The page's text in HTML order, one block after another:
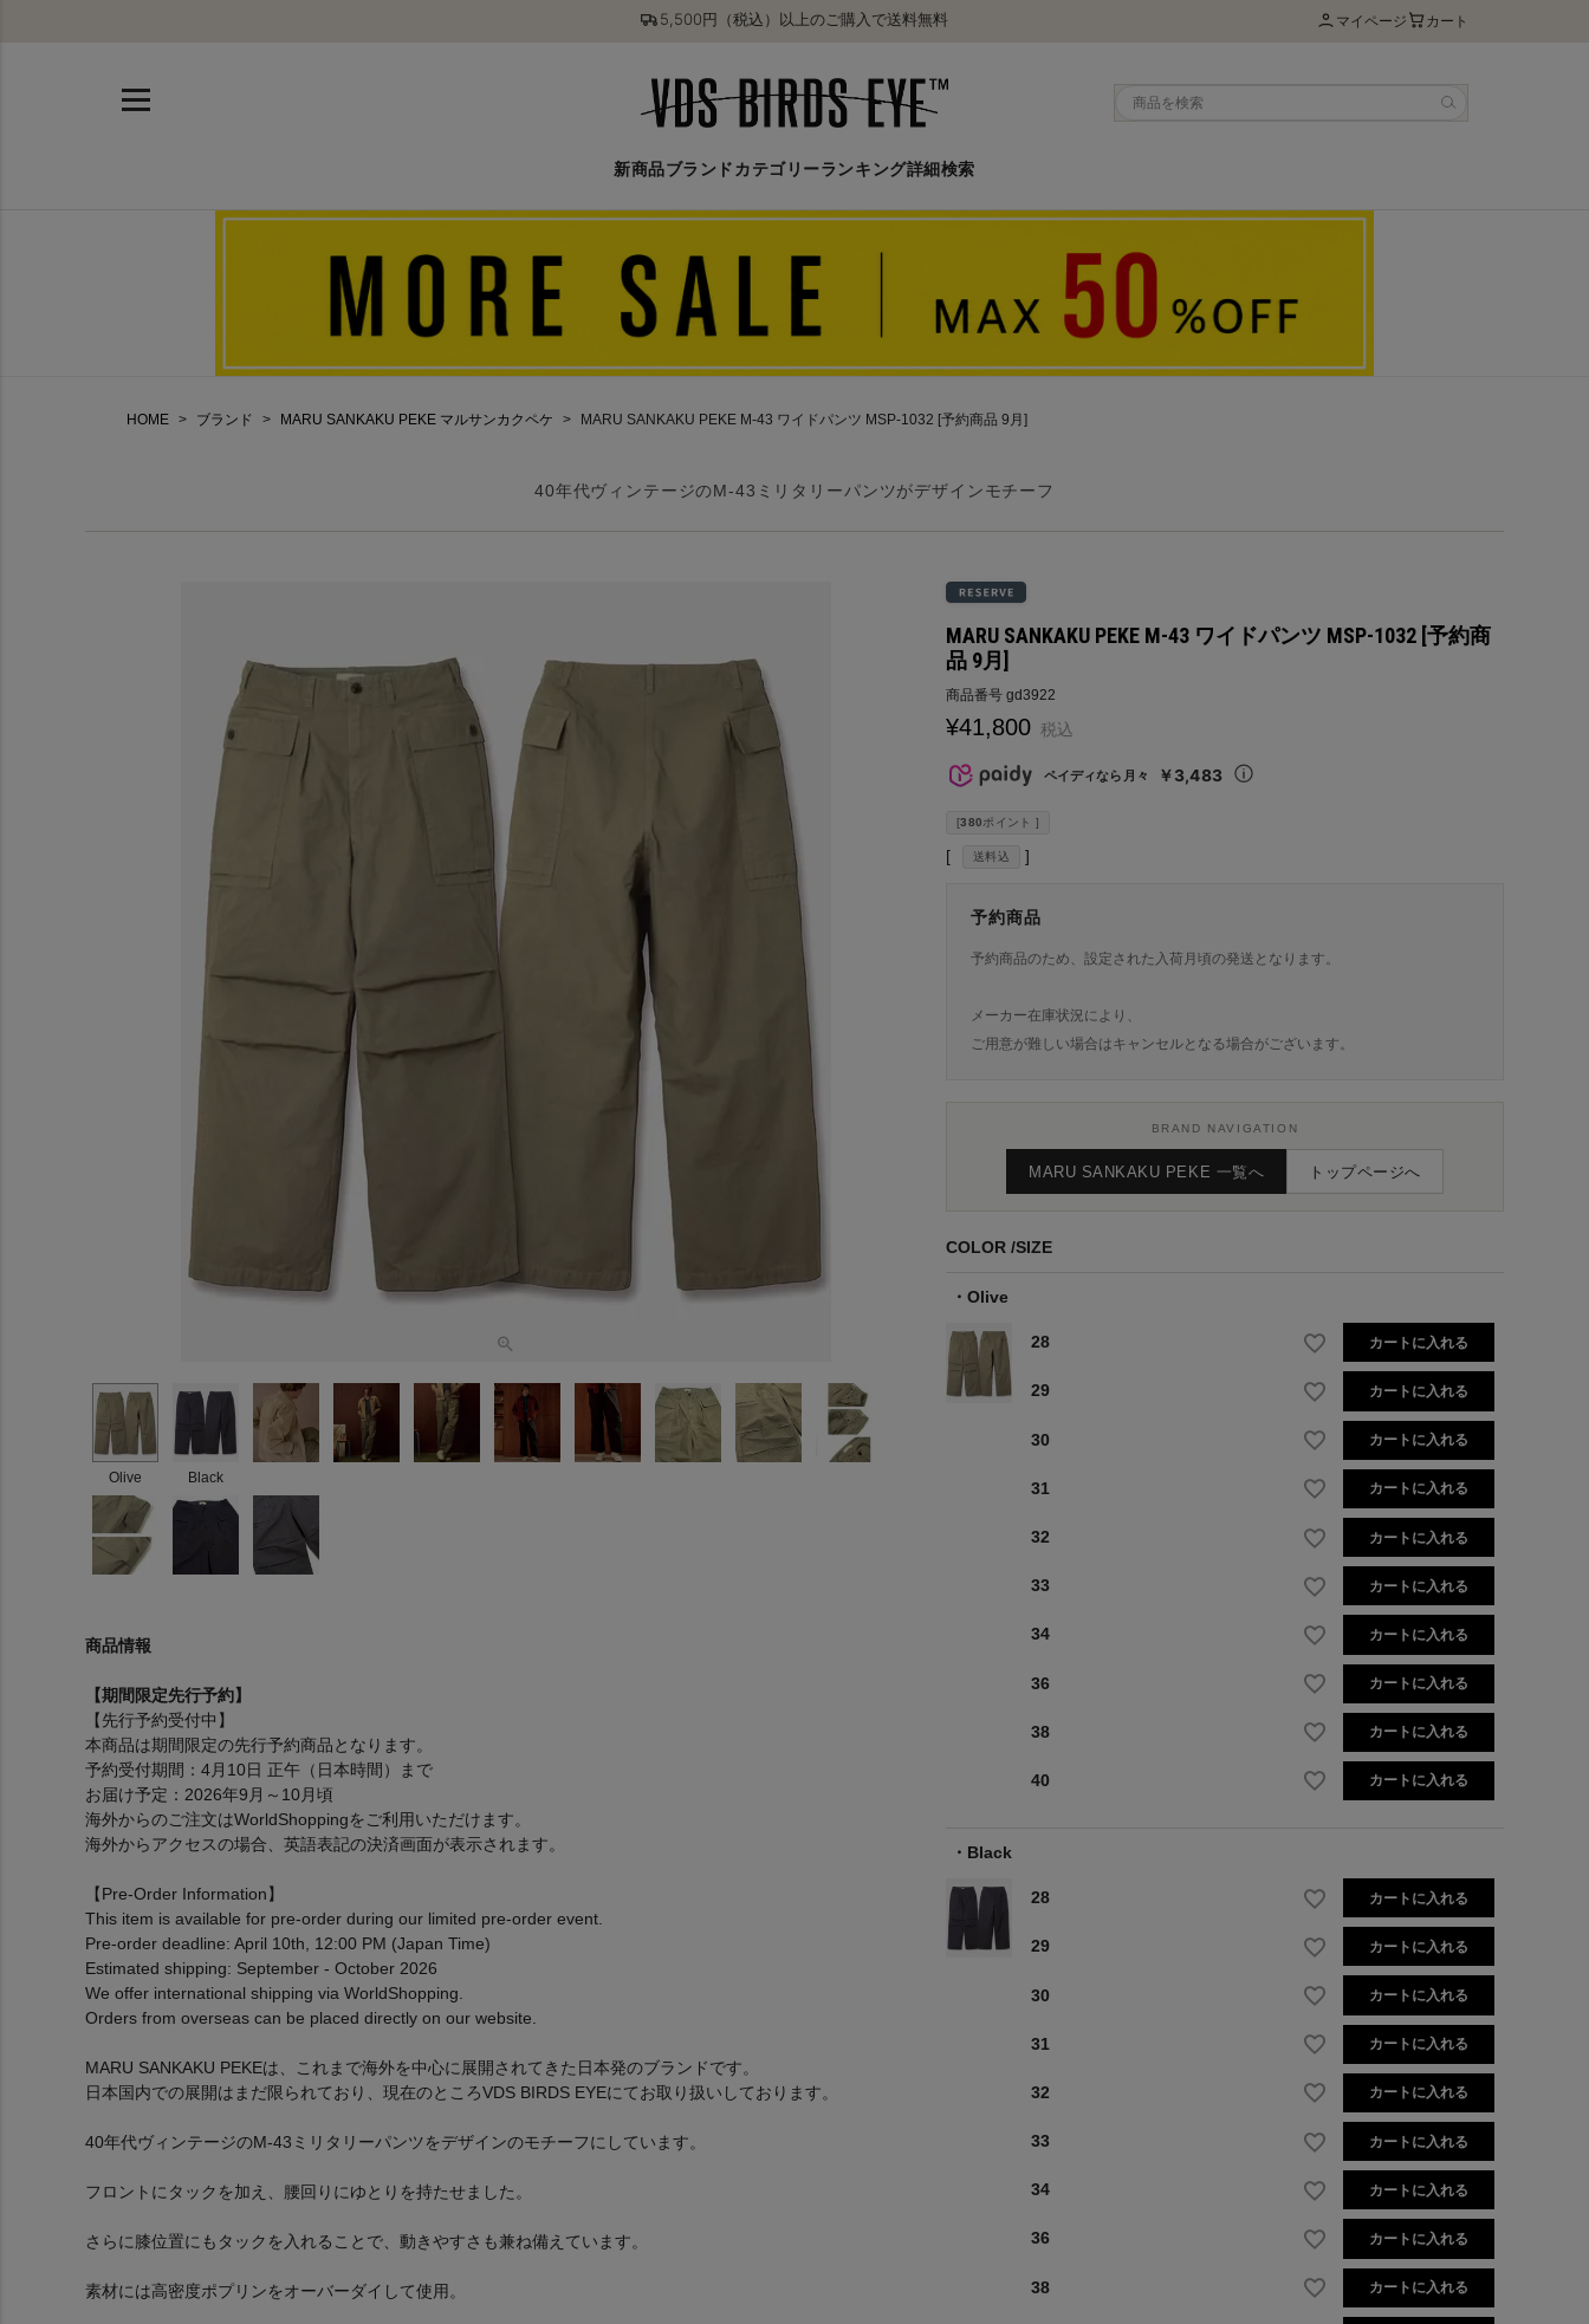
5,500円（税込）以上のご購入で送料無料 マイページ カート
新商品ブランド カテゴリーランキング詳細検索
HOME ブランド MARU SANKAKU PEKE マルサンカクペケ MARU SANKAKU PEKE M-43 ワイドパンツ MSP-1032 [予約商品 9月]
40年代ヴィンテージのM-43ミリタリーパンツがデザインモチーフ
Olive Black
商品情報
【期間限定先行予約】
【先行予約受付中】
本商品は期間限定の先行予約商品となります。
予約受付期間：4月10日 正午（日本時間）まで
お届け予定：2026年9月～10月頃
海外からのご注文はWorldShoppingをご利用いただけます。
海外からアクセスの場合、英語表記の決済画面が表示されます。
【Pre-Order Information】
This item is available for pre-order during our limited pre-order event.
Pre-order deadline: April 10th, 12:00 PM (Japan Time)
Estimated shipping: September - October 2026
We offer international shipping via WorldShopping.
Orders from overseas can be placed directly on our website.
MARU SANKAKU PEKEは、これまで海外を中心に展開されてきた日本発のブランドです。
日本国内での展開はまだ限られており、現在のところVDS BIRDS EYEにてお取り扱いしております。
40年代ヴィンテージのM-43ミリタリーパンツをデザインのモチーフにしています。
フロントにタックを加え、腰回りにゆとりを持たせました。
さらに膝位置にもタックを入れることで、動きやすさも兼ね備えています。
素材には高密度ポプリンをオーバーダイして使用。
MARU SANKAKU PEKE M-43 ワイドパンツ MSP-1032 [予約商
品 9月]
商品番号 gd3922
¥41,800 税込
ペイディなら月々 ￥3,483
[380ポイント ]
送料込
予約商品
予約商品のため、設定された入荷月頃の発送となります。
メーカー在庫状況により、
ご用意が難しい場合はキャンセルとなる場合がございます。
BRAND NAVIGATION
MARU SANKAKU PEKE 一覧へ トップページへ
COLOR SIZE
Olive
28 カートに入れる
29 カートに入れる
30 カートに入れる
31 カートに入れる
32 カートに入れる
33 カートに入れる
34 カートに入れる
36 カートに入れる
38 カートに入れる
40 カートに入れる
Black
28 カートに入れる
29 カートに入れる
30 カートに入れる
31 カートに入れる
32 カートに入れる
33 カートに入れる
34 カートに入れる
36 カートに入れる
38 カートに入れる